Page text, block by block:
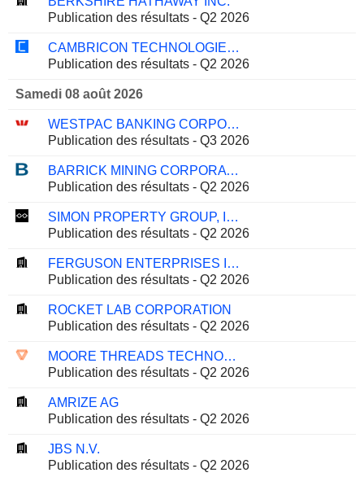
Publication des résultats - Q2 2026
CAMBRICON TECHNOLOGIES CORPORATION LIMITED
Publication des résultats - Q2 2026
Samedi 08 août 2026
WESTPAC BANKING CORPORATION
Publication des résultats - Q3 2026
BARRICK MINING CORPORATION
Publication des résultats - Q2 2026
SIMON PROPERTY GROUP, INC.
Publication des résultats - Q2 2026
FERGUSON ENTERPRISES INC.
Publication des résultats - Q2 2026
ROCKET LAB CORPORATION
Publication des résultats - Q2 2026
MOORE THREADS TECHNOLOGY CO., LTD.
Publication des résultats - Q2 2026
AMRIZE AG
Publication des résultats - Q2 2026
JBS N.V.
Publication des résultats - Q2 2026